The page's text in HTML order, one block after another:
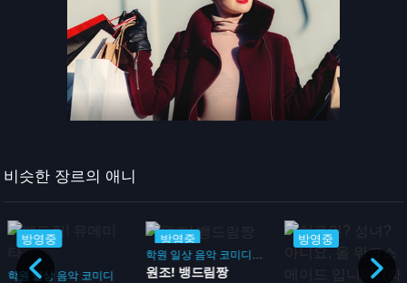
비슷한 장르의 애니
방영중
학원 일상 음악 코미디
방영중
학원 일상 음악 코미디 드라마
원조! 뱅드림짱
방영중